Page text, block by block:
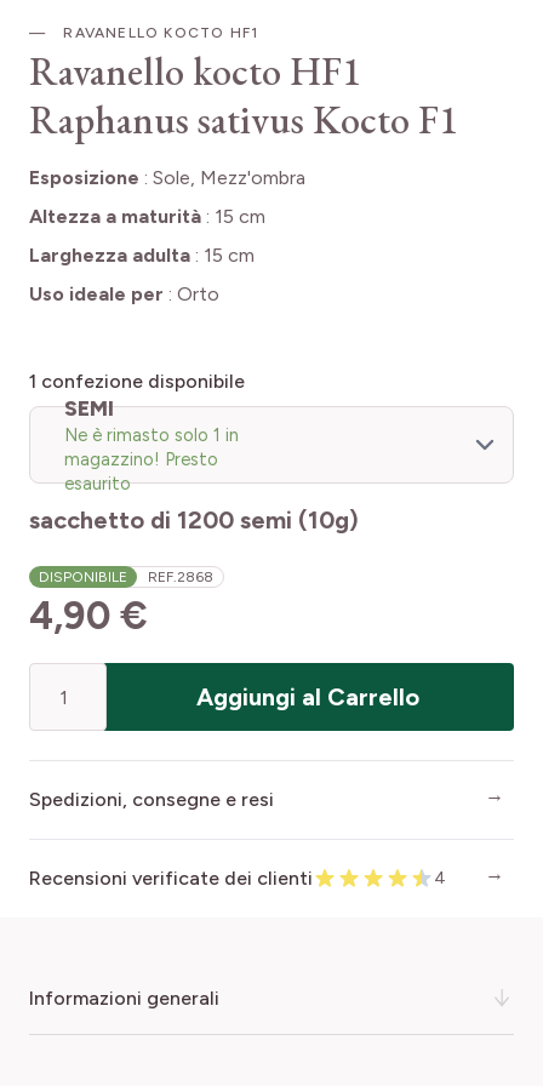
RAVANELLO KOCTO HF1
Ravanello kocto HF1
Raphanus sativus Kocto F1
Esposizione : Sole, Mezz'ombra
Altezza a maturità : 15 cm
Larghezza adulta : 15 cm
Uso ideale per : Orto
1 confezione disponibile
SEMI
Ne è rimasto solo 1 in
magazzino! Presto
esaurito
sacchetto di 1200 semi (10g)
DISPONIBILE REF.2868
4,90 €
Aggiungi al Carrello
Spedizioni, consegne e resi
Recensioni verificate dei clienti 4
informazioni generali